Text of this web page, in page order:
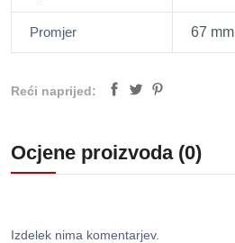
Promjer 67 mm
Reći naprijed:
Ocjene proizvoda (0)
Izdelek nima komentarjev.